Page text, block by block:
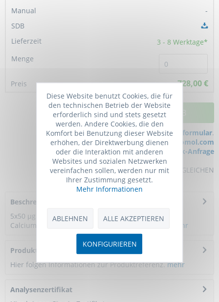
-
3 - 8 Werktage*
728,00 €
IN DEN WARENKORB
Bei Fragen nutzen Sie gerne unserKontaktformular.
Bestellen Sie auch per E-Mail:info@biomol.com
Größere Menge gewünscht?
Bulk-Anfrage
VERGLEICHEN
MERKEN BEWERTEN
Beschreibung
5x50 µg. Ex: 573 nm. Em: 588 nm. Soluble in: DMSO.
Calcium measurement is critical for numerous...
mehr
Produktreferenzen
Hier folgen Informationen zur Produktreferenz.mehr
Analysenzertifikat
Diese Website benutzt Cookies, die für
den technischen Betrieb der Website
erforderlich sind und stets gesetzt
werden. Andere Cookies, die den
Komfort bei Benutzung dieser Website
erhöhen, der Direktwerbung dienen
oder die Interaktion mit anderen
Websites und sozialen Netzwerken
vereinfachen sollen, werden nur mit
Ihrer Zustimmung gesetzt.
Mehr Informationen
ABLEHNEN ALLE AKZEPTIEREN
KONFIGURIEREN